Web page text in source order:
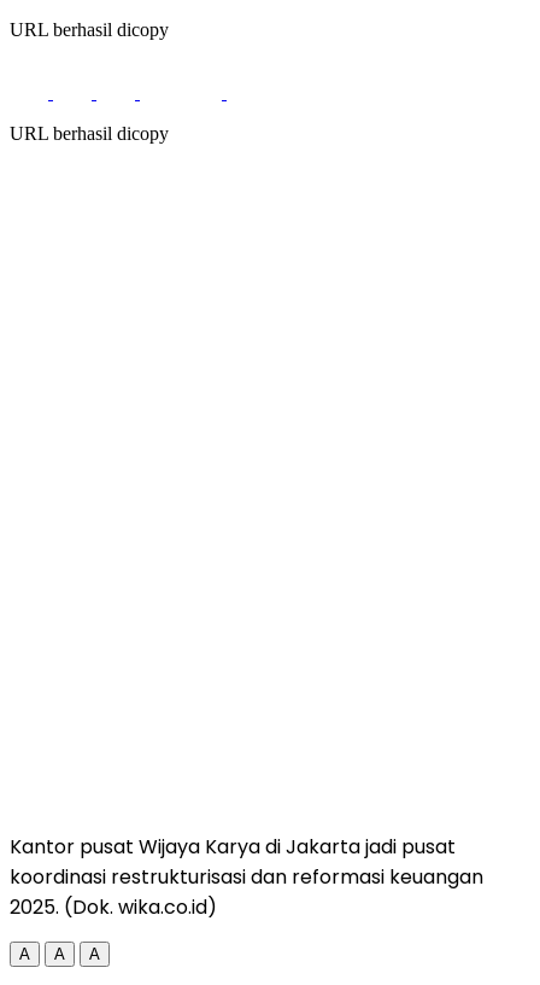
URL berhasil dicopy
URL berhasil dicopy
Kantor pusat Wijaya Karya di Jakarta jadi pusat
koordinasi restrukturisasi dan reformasi keuangan
2025. (Dok. wika.co.id)
A A A